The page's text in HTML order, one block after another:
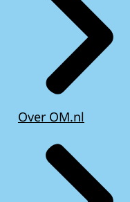
Over OM.nl